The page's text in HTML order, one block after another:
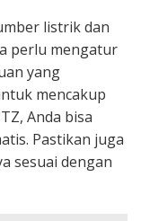
listrik dan
perlu mengatur
yang
mencakup
Anda bisa
Pastikan juga
sesuai dengan